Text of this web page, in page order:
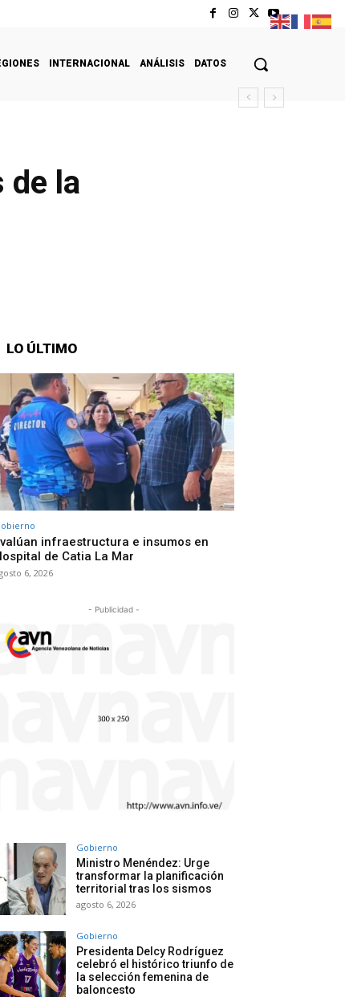
INTERNACIONAL ANÁLISIS DATOS
de la
LO ÚLTIMO
infraestructura e insumos en
de Catia La Mar
6, 2026
- Publicidad -
Gobierno
Ministro Menéndez: Urge
transformar la planificación
territorial tras los sismos
agosto 6, 2026
Gobierno
Presidenta Delcy Rodríguez
celebró el histórico triunfo de
la selección femenina de
baloncesto